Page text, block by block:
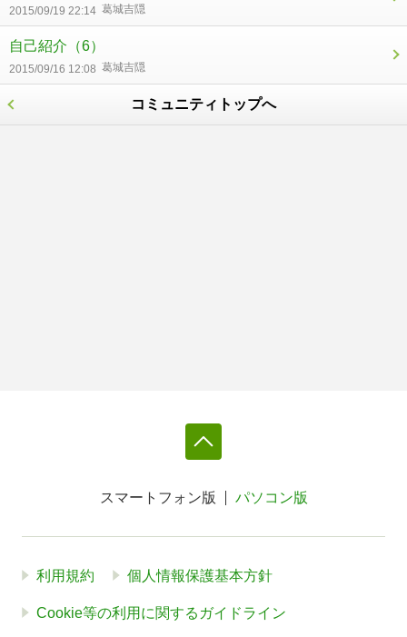
2015/09/19 22:14 葛城吉隠
自己紹介 （6）
2015/09/16 12:08 葛城吉隠
コミュニティトップへ
スマートフォン版 パソコン版
利用規約 個人情報保護基本方針
Cookie等の利用に関するガイドライン